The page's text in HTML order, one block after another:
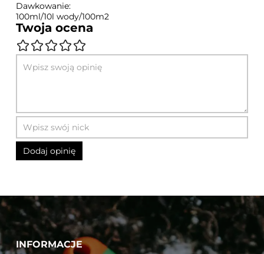
Dawkowanie:
100ml/10l wody/100m2
Twoja ocena
INFORMACJE